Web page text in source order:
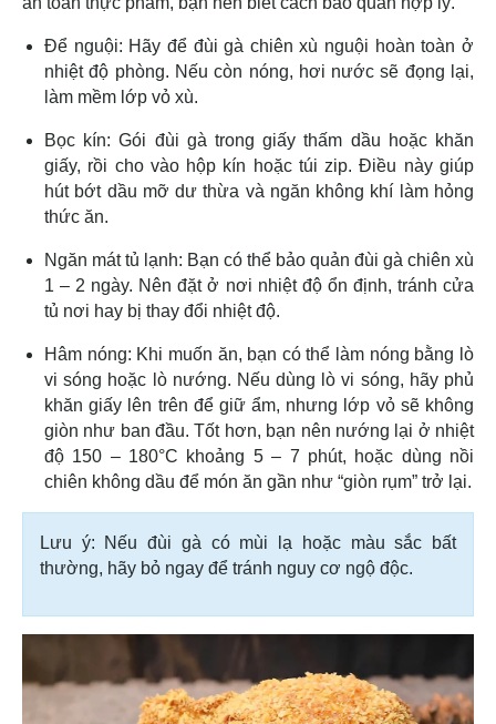
Để nguội: Hãy để đùi gà chiên xù nguội hoàn toàn ở
nhiệt độ phòng. Nếu còn nóng, hơi nước sẽ đọng lại,
làm mềm lớp vỏ xù.
Bọc kín: Gói đùi gà trong giấy thấm dầu hoặc khăn
giấy, rồi cho vào hộp kín hoặc túi zip. Điều này giúp
hút bớt dầu mỡ dư thừa và ngăn không khí làm hỏng
thức ăn.
Ngăn mát tủ lạnh: Bạn có thể bảo quản đùi gà chiên xù
1 – 2 ngày. Nên đặt ở nơi nhiệt độ ổn định, tránh cửa
tủ nơi hay bị thay đổi nhiệt độ.
Hâm nóng: Khi muốn ăn, bạn có thể làm nóng bằng lò
vi sóng hoặc lò nướng. Nếu dùng lò vi sóng, hãy phủ
khăn giấy lên trên để giữ ẩm, nhưng lớp vỏ sẽ không
giòn như ban đầu. Tốt hơn, bạn nên nướng lại ở nhiệt
độ 150 – 180°C khoảng 5 – 7 phút, hoặc dùng nồi
chiên không dầu để món ăn gần như “giòn rụm” trở lại.
Lưu ý: Nếu đùi gà có mùi lạ hoặc màu sắc bất
thường, hãy bỏ ngay để tránh nguy cơ ngộ độc.